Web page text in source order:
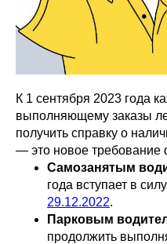
К 1 сентября 2023 года
выполняющему заказы
получить справку о
— это новое требование
Самозанятым
года вступает в силу
29.12.2022.
Парковым
продолжить